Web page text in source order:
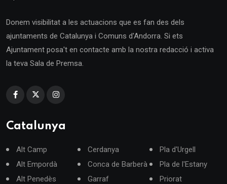
Donem visibilitat a les actuacions que es fan des dels
ajuntaments de Catalunya i Comuns d'Andorra. Si ets
Ajuntament posa't en contacte amb la nostra redacció i activa
la teva Sala de Premsa.
Catalunya
Alt Camp
Alt Empordà
Alt Penedès
Cerdanya
Conca de Barberà
Garraf
Pla d'Urgell
Pla de l'Estany
Priorat